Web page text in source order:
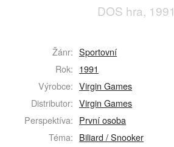
DOS hra, 1991
Žánr: Sportovní
Rok: 1991
Výrobce: Virgin Games
Distributor: Virgin Games
Perspektíva: První osoba
Téma: Biliard / Snooker